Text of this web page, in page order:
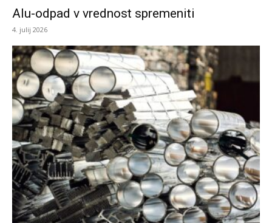
Alu-odpad v vrednost spremeniti
4. julij 2026